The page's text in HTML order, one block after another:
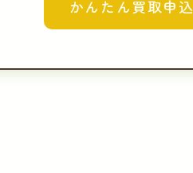
かんたん買取申込